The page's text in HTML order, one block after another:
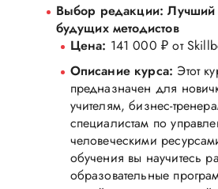
Выбор редакции:
будущих методистов
Цена: 141 000 ₽ от
Описание курса: Этот
предназначен для
учителям, бизнес-
специалистам по
человеческими
обучения вы научитесь
образовательные